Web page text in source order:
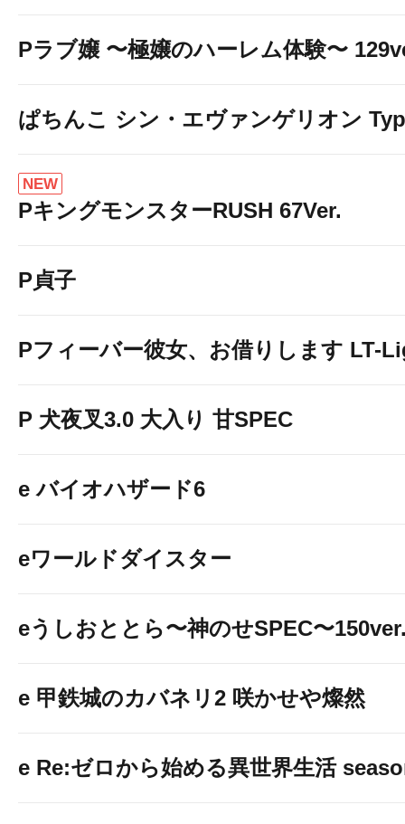
Pラブ嬢 〜極嬢のハーレム体験〜
ぱちんこ シン・エヴァンゲリオン
NEW
PキングモンスターRUSH 67Ver.
P貞子
Pフィーバー彼女、お借りします LT-
P 犬夜叉3.0 大入り 甘SPEC
e バイオハザード6
eワールドダイスター
eうしおととら〜神のせSPEC〜
e 甲鉄城のカバネリ2 咲かせや燦然
e Re:ゼロから始める異世界生活